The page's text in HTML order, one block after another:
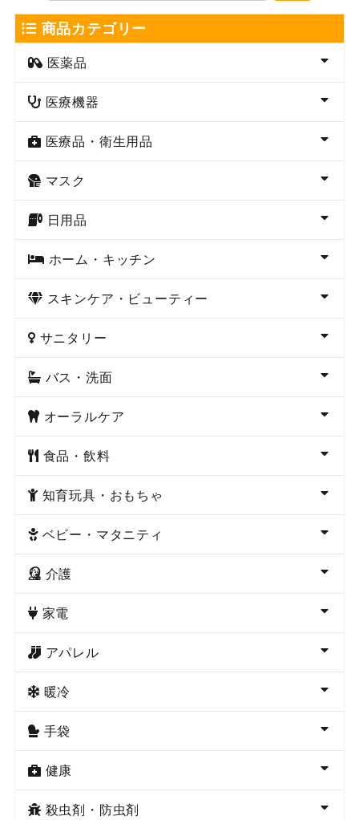
商品カテゴリー
医薬品
医療機器
医療品・衛生用品
マスク
日用品
ホーム・キッチン
スキンケア・ビューティー
サニタリー
バス・洗面
オーラルケア
食品・飲料
知育玩具・おもちゃ
ベビー・マタニティ
介護
家電
アパレル
暖冷
手袋
健康
殺虫剤・防虫剤